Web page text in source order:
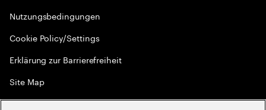
Nutzungsbedingungen
Cookie Policy/Settings
Erklärung zur Barrierefreiheit
Site Map
Menschenrechte